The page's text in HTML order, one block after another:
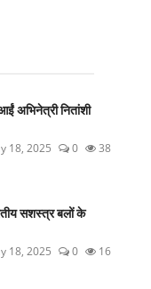
अभिनेत्री नितांशी
18, 2025 0 38
सशस्त्र बलों के
18, 2025 0 16